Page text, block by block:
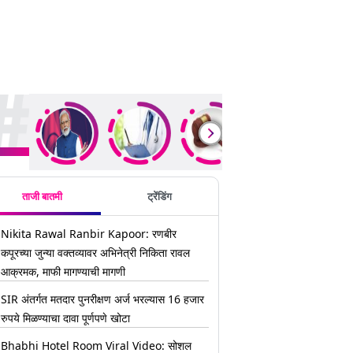
ताजी बातमी ट्रेंडिंग
Nikita Rawal Ranbir Kapoor: रणबीर
कपूरच्या जुन्या वक्तव्यावर अभिनेत्री निकिता रावल
आक्रमक, माफी मागण्याची मागणी
SIR अंतर्गत मतदार पुनरीक्षण अर्ज भरल्यास 16 हजार
रुपये मिळण्याचा दावा पूर्णपणे खोटा
Bhabhi Hotel Room Viral Video: सोशल